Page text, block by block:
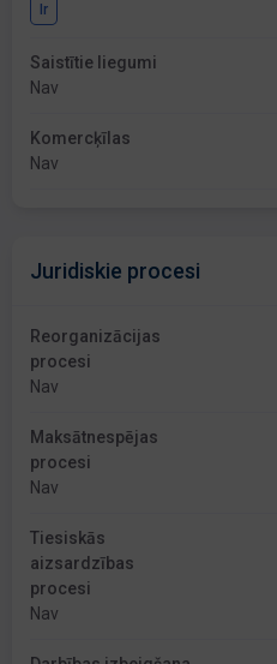
Ir
Saistītie liegumi
Nav
Komercķīlas
Nav
Juridiskie procesi
Reorganizācijas
procesi
Nav
Maksātnespējas
procesi
Nav
Tiesiskās
aizsardzības
procesi
Nav